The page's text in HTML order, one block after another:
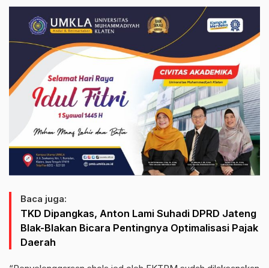
Baca juga:
TKD Dipangkas, Anton Lami Suhadi DPRD Jateng
Blak-Blakan Bicara Pentingnya Optimalisasi Pajak
Daerah